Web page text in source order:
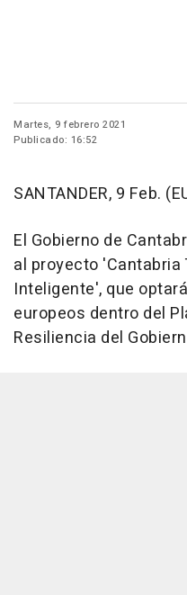
Martes, 9 febrero 2021
Publicado: 16:52
SANTANDER, 9 Feb.
El Gobierno de
al proyecto
Inteligente', que
europeos dentro del
Resiliencia del